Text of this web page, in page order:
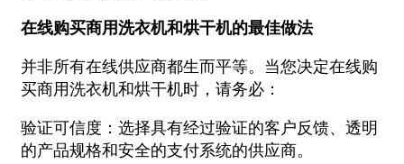
在线购买商用洗衣机和烘干机的最佳做法
并非所有在线供应商都生而平等。当您决定在线购
买商用洗衣机和烘干机时，请务必：
验证可信度：选择具有经过验证的客户反馈、透明
的产品规格和安全的支付系统的供应商。